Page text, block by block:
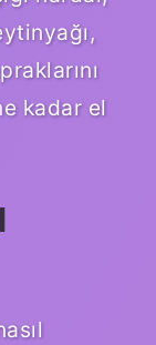
kadar el